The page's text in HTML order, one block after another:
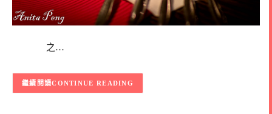
之…
CONTINUE READING